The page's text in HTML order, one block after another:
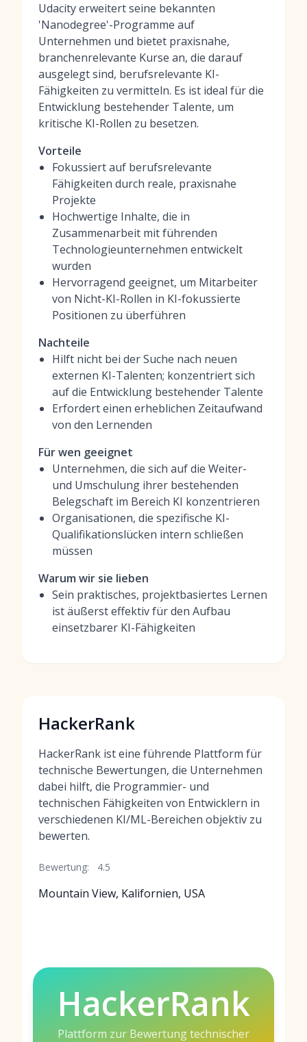
Udacity erweitert seine bekannten
'Nanodegree'-Programme auf
Unternehmen und bietet praxisnahe,
branchenrelevante Kurse an, die darauf
ausgelegt sind, berufsrelevante KI-
Fähigkeiten zu vermitteln. Es ist ideal für die
Entwicklung bestehender Talente, um
kritische KI-Rollen zu besetzen.
Vorteile
Fokussiert auf berufsrelevante
Fähigkeiten durch reale, praxisnahe
Projekte
Hochwertige Inhalte, die in
Zusammenarbeit mit führenden
Technologieunternehmen entwickelt
wurden
Hervorragend geeignet, um Mitarbeiter
von Nicht-KI-Rollen in KI-fokussierte
Positionen zu überführen
Nachteile
Hilft nicht bei der Suche nach neuen
externen KI-Talenten; konzentriert sich
auf die Entwicklung bestehender Talente
Erfordert einen erheblichen Zeitaufwand
von den Lernenden
Für wen geeignet
Unternehmen, die sich auf die Weiter-
und Umschulung ihrer bestehenden
Belegschaft im Bereich KI konzentrieren
Organisationen, die spezifische KI-
Qualifikationslücken intern schließen
müssen
Warum wir sie lieben
Sein praktisches, projektbasiertes Lernen
ist äußerst effektiv für den Aufbau
einsetzbarer KI-Fähigkeiten
HackerRank
HackerRank ist eine führende Plattform für
technische Bewertungen, die Unternehmen
dabei hilft, die Programmier- und
technischen Fähigkeiten von Entwicklern in
verschiedenen KI/ML-Bereichen objektiv zu
bewerten.
Bewertung: 4.5
Mountain View, Kalifornien, USA
HackerRank
Plattform zur Bewertung technischer